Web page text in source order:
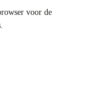
voor de